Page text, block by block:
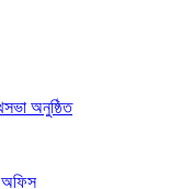
অনুষ্ঠিত
অফিস